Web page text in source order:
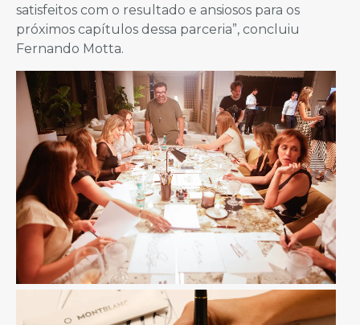
satisfeitos com o resultado e ansiosos para os
próximos capítulos dessa parceria”, concluiu
Fernando Motta.